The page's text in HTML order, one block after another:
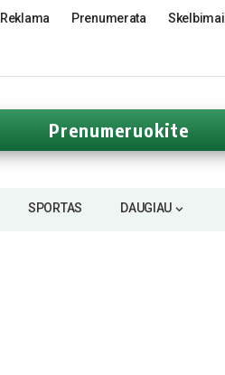
Reklama Prenumerata Skelbimai
Prenumeruokite
SPORTAS DAUGIAU